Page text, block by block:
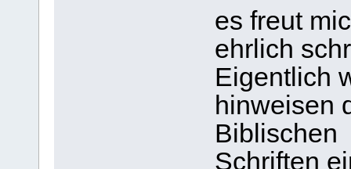
es freut
ehrlich
Eigentlich
hinweisen
Biblischen
Schriften